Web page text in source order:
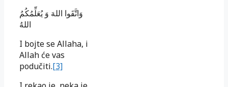
وَاتَّقَوا اللهَ وَ يُعَلِّمُكُمُ
اللهُ
I bojte se Allaha, i
Allah će vas
podučiti.[3]